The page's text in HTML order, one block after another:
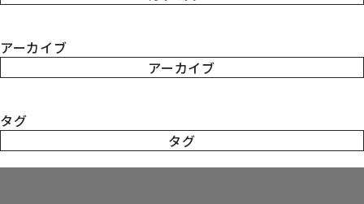
アーカイブ
アーカイブ
タグ
タグ